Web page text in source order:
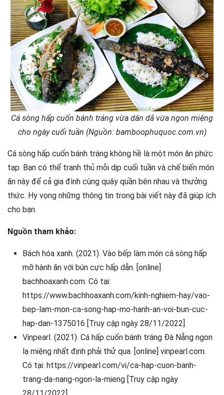
Cá sòng hấp cuốn bánh tráng vừa dân dã vừa ngon miệng
cho ngày cuối tuần (Nguồn: bamboophuquoc.com.vn)
Cá sòng hấp cuốn bánh tráng không hề là một món ăn phức
tạp. Bạn có thể tranh thủ mỗi dịp cuối tuần và chế biến món
ăn này để cả gia đình cùng quây quần bên nhau và thưởng
thức. Hy vọng những thông tin trong bài viết này đã giúp ích
cho bạn.
Nguồn tham khảo:
Bách hóa xanh. (2021). Vào bếp làm món cá sòng hấp
mỡ hành ăn với bún cực hấp dẫn. [online]
bachhoaxanh.com. Có tại:
https://www.bachhoaxanh.com/kinh-nghiem-hay/vao-
bep-lam-mon-ca-song-hap-mo-hanh-an-voi-bun-cuc-
hap-dan-1375016 [Truy cập ngày 28/11/2022]
Vinpearl. (2021). Cá hấp cuốn bánh tráng Đà Nẵng ngon
lạ miệng nhất định phải thử qua. [online] vinpearl.com.
Có tại: https://vinpearl.com/vi/ca-hap-cuon-banh-
trang-da-nang-ngon-la-mieng [Truy cập ngày